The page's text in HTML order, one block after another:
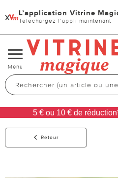
x L’application Vitrine
Téléchargez l’appli maintenant
Changer
de
navigation
Menu
5 € ou 10 € de
Retour